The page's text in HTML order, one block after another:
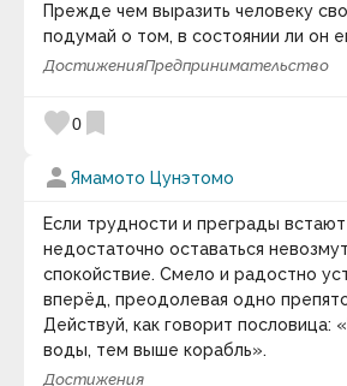
Аль-Бируни
Альбер Камю
Альберт Швейцер
Альберт Эйнштейн
Альфонс Карр
Альфред Норт Уайтхед
Амброз Бирс
Амелия Эрхарт
Амин Рейхани
Аминов Илья Исакович
Анаксагор
Анатолий Васильевич
Анатоль Франс
Андре Конт-Спонвиль
Прежде чем выразить человеку
подумай о том, в состоянии ли он
ДостиженияПредпринимательство
favorite0 bookmark
person Ямамото Цунэтомо
Если трудности и преграды
недостаточно оставаться
спокойствие. Смело и радостно
вперёд, преодолевая одно
Действуй, как говорит пословица:
воды, тем выше корабль».
Достижения
Иногда у человека наступает
Осени. Период затворничества.
побыть наедине с собой. Со